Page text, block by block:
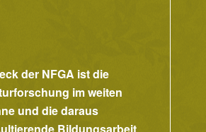
der NFGA ist die
im weiten
und die daraus